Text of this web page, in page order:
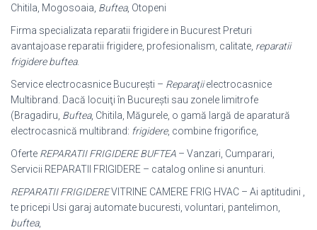
Chitila, Mogosoaia, Buftea, Otopeni
Firma specializata reparatii frigidere in Bucurest Preturi
avantajoase reparatii frigidere, profesionalism, calitate, reparatii
frigidere buftea.
Service electrocasnice Bucureşti – Reparaţiielectrocasnice
Multibrand. Dacă locuiţi în Bucureşti sau zonele limitrofe
(Bragadiru, Buftea, Chitila, Măgurele, o gamă largă de aparatură
electrocasnică multibrand: frigidere, combine frigorifice,
Oferte REPARATII FRIGIDERE BUFTEA – Vanzari, Cumparari,
Servicii REPARATII FRIGIDERE – catalog online si anunturi.
REPARATII FRIGIDEREVITRINE CAMERE FRIG HVAC – Ai aptitudini ,
te pricepi Usi garaj automate bucuresti, voluntari, pantelimon,
buftea,